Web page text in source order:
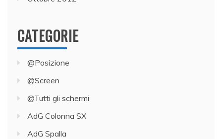
CATEGORIE
@Posizione
@Screen
@Tutti gli schermi
AdG Colonna SX
AdG Spalla